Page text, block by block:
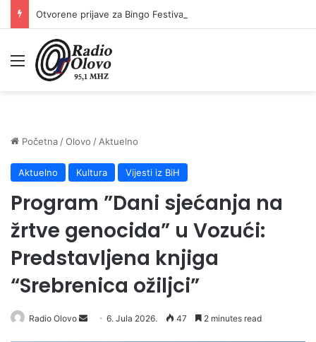
Meni
Početna /Olovo / Aktuelno
Aktuelno Kultura Vijesti iz BiH
Program ”Dani sjećanja na
žrtve genocida” u Vozući:
Predstavljena knjiga
“Srebrenica ožiljci”
Radio Olovo 6. Jula 2026. 47 2 minutes read